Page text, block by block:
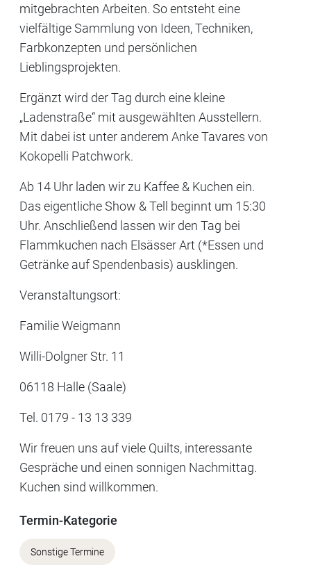
mitgebrachten Arbeiten. So entsteht eine
vielfältige Sammlung von Ideen, Techniken,
Farbkonzepten und persönlichen
Lieblingsprojekten.
Ergänzt wird der Tag durch eine kleine
„Ladenstraße“ mit ausgewählten Ausstellern.
Mit dabei ist unter anderem Anke Tavares von
Kokopelli Patchwork.
Ab 14 Uhr laden wir zu Kaffee & Kuchen ein.
Das eigentliche Show & Tell beginnt um 15:30
Uhr. Anschließend lassen wir den Tag bei
Flammkuchen nach Elsässer Art (*Essen und
Getränke auf Spendenbasis) ausklingen.
Veranstaltungsort:
Familie Weigmann
Willi-Dolgner Str. 11
06118 Halle (Saale)
Tel. 0179 - 13 13 339
Wir freuen uns auf viele Quilts, interessante
Gespräche und einen sonnigen Nachmittag.
Kuchen sind willkommen.
Termin-Kategorie
Sonstige Termine